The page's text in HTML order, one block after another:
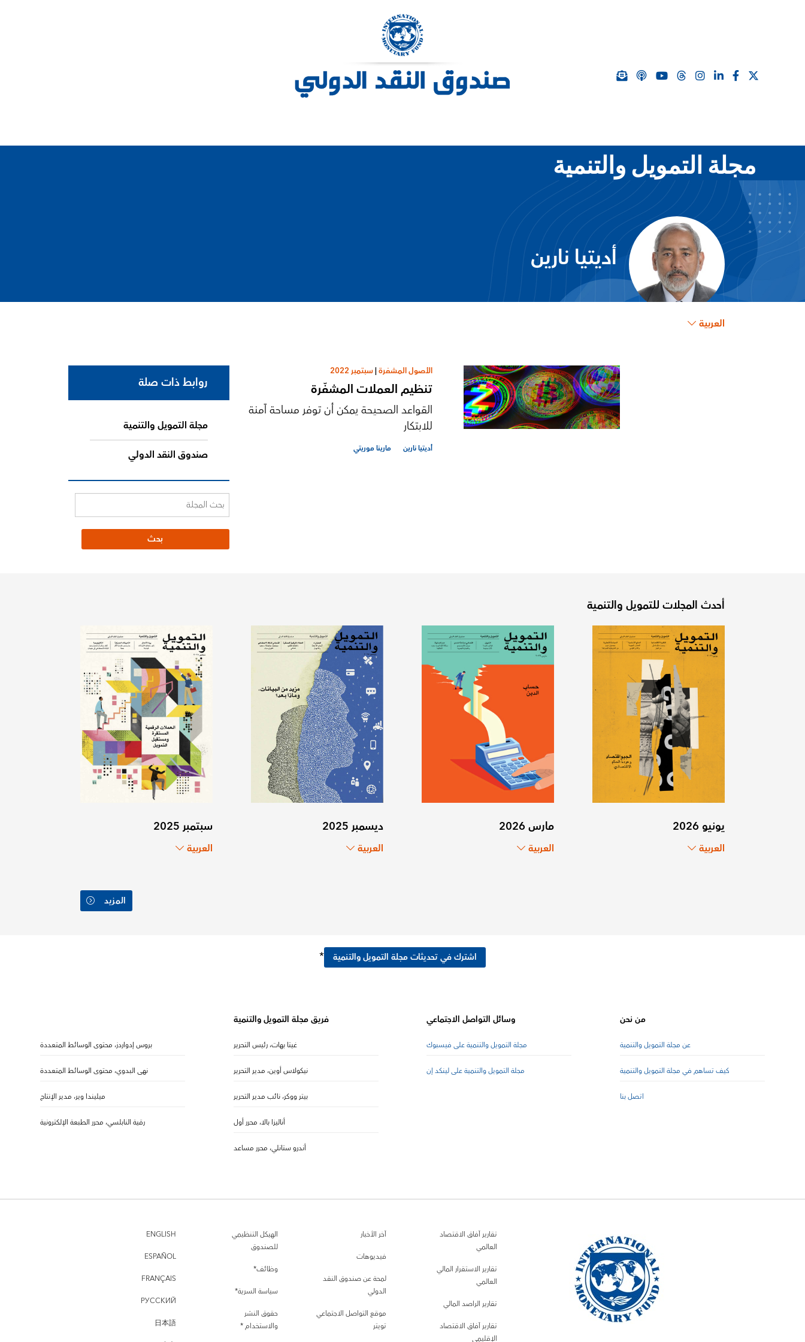
مجلة التمويل والتنمية
أديتيا نارين
العربية
الأصول المشفرة|سبتمبر 2022
تنظيم العملات المشفّرة
القواعد الصحيحة يمكن أن توفر مساحة آمنة
للابتكار
أديتيا نارين مارينا موريتي
روابط ذات صلة
مجلة التمويل والتنمية
صندوق النقد الدولي
أحدث المجلات للتمويل والتنمية
يونيو 2026
العربية
مارس 2026
العربية
ديسمبر 2025
العربية
سبتمبر 2025
العربية
المزيد
اشترك في تحديثات مجلة التمويل والتنمية *
من نحن
عن مجلة التمويل والتنمية
كيف تساهم في مجلة التمويل والتنمية
اتصل بنا
وسائل التواصل الاجتماعي
مجلة التمويل والتنمية على فيسبوك
مجلة التمويل والتنمية على لينكد إن
فريق مجلة التمويل والتنمية
غيتا بهات، رئيس التحرير
نيكولاس أوين، مدير التحرير
بيتر ووكر، نائب مدير التحرير
أناليزا بالا، محرر أول
أندرو ستانلي، محرر مساعد
بروس إدواردز، محتوى الوسائط المتعددة
نهى البدوي، محتوى الوسائط المتعددة
ميليندا وير، مدير الإنتاج
رقية النابلسي، محرر الطبعة الإلكترونية
تقارير آفاق الاقتصاد
العالمي
تقارير الاستقرار المالي
العالمي
تقارير الراصد المالي
تقارير آفاق الاقتصاد
الإقليمي
آخر الأخبار
فيديوهات
لمحة عن صندوق النقد
الدولي
موقع التواصل الاجتماعي
تويتر
الهيكل التنظيمي
للصندوق
وظائف*
سياسة السرية*
حقوق النشر
والاستخدام *
ENGLISH
ESPAÑOL
FRANÇAIS
РУССКИЙ
日本語